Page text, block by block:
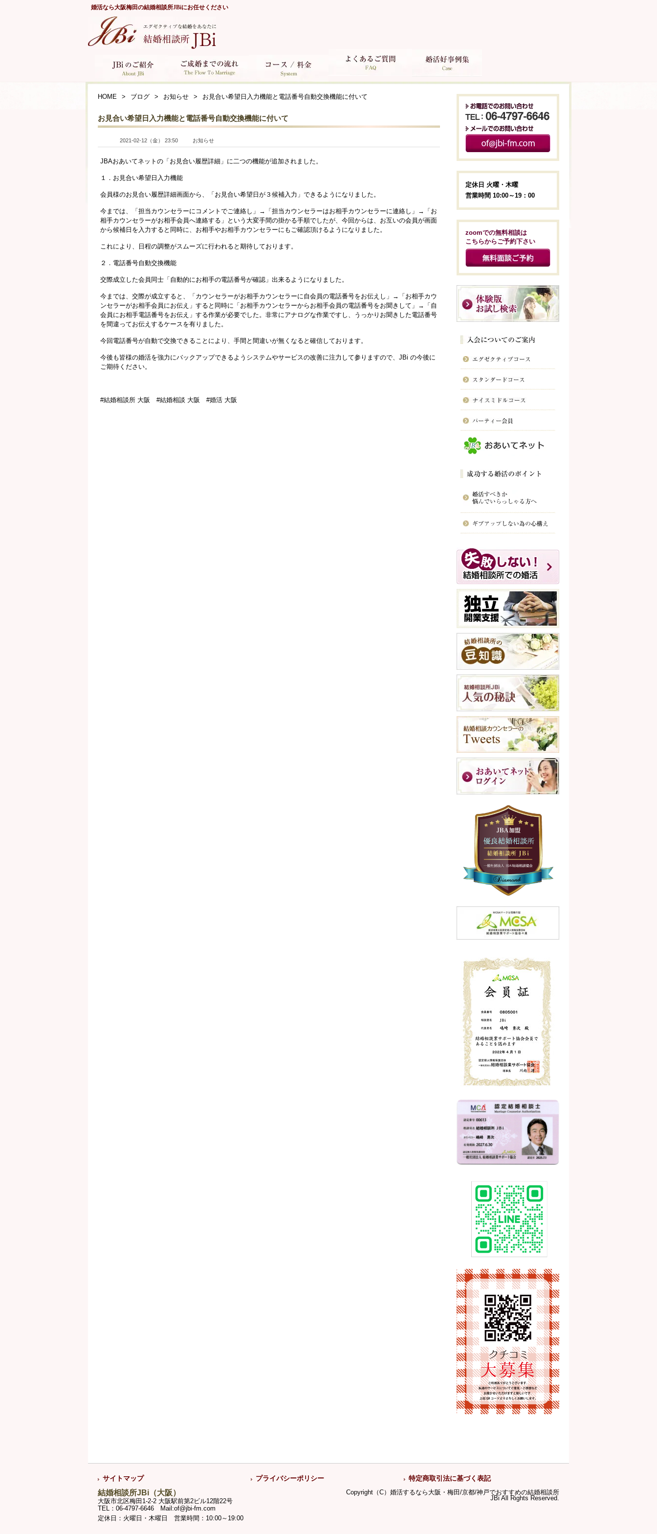
婚活なら大阪梅田の結婚相談所JBiにお任せください
HOME ブログ お知らせ お見合い希望日入力機能と電話番号自動交換機能に付いて
お見合い希望日入力機能と電話番号自動交換機能に付いて
2021-02-12（金） 23:50 お知らせ
JBAおあいてネットの「お見合い履歴詳細」に二つの機能が追加されました。
１．お見合い希望日入力機能
会員様のお見合い履歴詳細画面から、「お見合い希望日が３候補入力」できるようになりました。
今までは、「担当カウンセラーにコメントでご連絡し」 →「 担当カウンセラーはお相手カウンセラーに連絡し」 →「 お
相手カウンセラーがお相手会員へ連絡する」という大変手間の掛かる手順でしたが、今回からは、お互いの会員が画面
から候補日を入力すると同時に、お相手やお相手カウンセラーにもご確認頂けるようになりました。
これにより、日程の調整がスムーズに行われると期待しております。
２．電話番号自動交換機能
交際成立した会員同士「自動的にお相手の電話番号が確認」出来るようになりました。
今までは、交際が成立すると、「カウンセラーがお相手カウンセラーに自会員の電話番号をお伝えし」 →「 お相手カウ
ンセラーがお相手会員にお伝え」すると同時に「お相手カウンセラーからお相手会員の電話番号をお聞きして」
→「 自
会員にお相手電話番号をお伝え」する作業が必要でした。非常にアナログな作業ですし、うっかりお聞きした電話番号
を間違ってお伝えするケースを有りました。
今回電話番号が自動で交換できることにより、手間と間違いが無くなると確信しております。
今後も皆様の婚活を強力にバックアップできるようシステムやサービスの改善に注力して参りますので、JBi の今後に
ご期待ください。
#結婚相談所 大阪 #結婚相談 大阪 #婚活 大阪
定休日 火曜・木曜
営業時間 10:00～19：00
zoomでの無料相談は
こちらからご予約下さい
サイトマップ プライバシーポリシー 特定商取引法に基づく表記
結婚相談所JBi（大阪）
大阪市北区梅田1-2-2 大阪駅前第2ビル12階22号
TEL：06-4797-6646 Mail:of@jbi-fm.com
定休日：火曜日・木曜日 営業時間：10:00～19:00
Copyright（C）婚活するなら大阪・梅田/京都/神戸でおすすめの結婚相談所
JBi All Rights Reserved.